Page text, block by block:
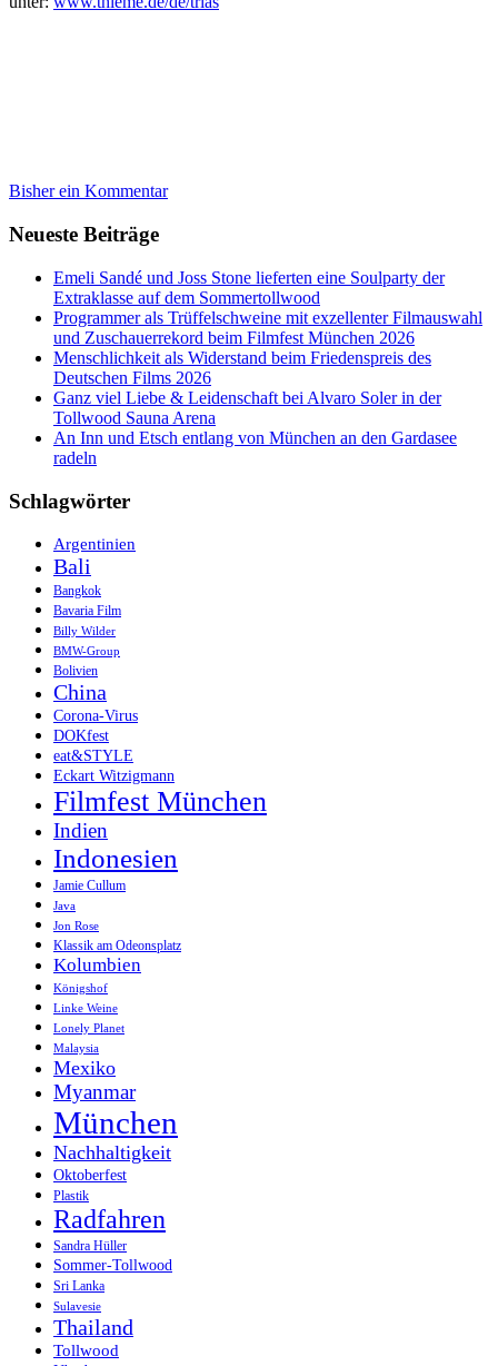
Bisher ein Kommentar
Neueste Beiträge
Emeli Sandé und Joss Stone lieferten eine Soulparty der
Extraklasse auf dem Sommertollwood
Programmer als Trüffelschweine mit exzellenter Filmauswahl
und Zuschauerrekord beim Filmfest München 2026
Menschlichkeit als Widerstand beim Friedenspreis des
Deutschen Films 2026
Ganz viel Liebe & Leidenschaft bei Alvaro Soler in der
Tollwood Sauna Arena
An Inn und Etsch entlang von München an den Gardasee
radeln
Schlagwörter
Argentinien
Bali
Bangkok
Bavaria Film
Billy Wilder
BMW-Group
Bolivien
China
Corona-Virus
DOKfest
eat&STYLE
Eckart Witzigmann
Filmfest München
Indien
Indonesien
Jamie Cullum
Java
Jon Rose
Klassik am Odeonsplatz
Kolumbien
Königshof
Linke Weine
Lonely Planet
Malaysia
Mexiko
Myanmar
München
Nachhaltigkeit
Oktoberfest
Plastik
Radfahren
Sandra Hüller
Sommer-Tollwood
Sri Lanka
Sulavesie
Thailand
Tollwood